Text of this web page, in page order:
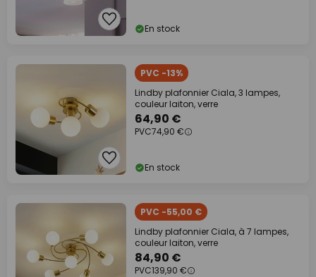
En stock
PVC -13%
Lindby plafonnier Ciala, 3 lampes,
couleur laiton, verre
64,90 €
PVC74,90 €
En stock
PVC -55,00 €
Lindby plafonnier Ciala, à 7 lampes,
couleur laiton, verre
84,90 €
PVC139,90 €